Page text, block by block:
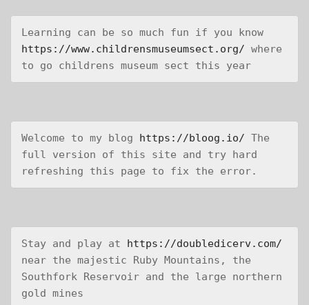
https://www.childrensmuseumsect.org/ where
to go childrens museum sect this year
Welcome to my blog https://bloog.io/ The
full version of this site and try hard
refreshing this page to fix the error.
Stay and play at https://doubledicerv.com/
near the majestic Ruby Mountains, the
Southfork Reservoir and the large northern
gold mines